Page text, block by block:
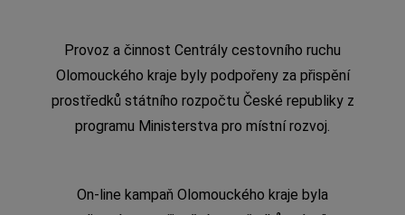
Provoz a činnost Centrály cestovního ruchu
Olomouckého kraje byly podpořeny za přispění
prostředků státního rozpočtu České republiky z
programu Ministerstva pro místní rozvoj.
On-line kampaň Olomouckého kraje byla